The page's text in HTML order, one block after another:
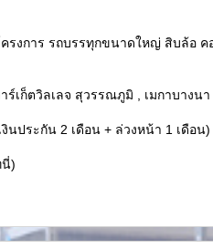
งการ รถบรรทุกขนาดใหญ่ สิบล้อ ค
เก็ตวิลเลจ สุวรรณภูมิ , เมกาบางน
นประกัน 2 เดือน + ล่วงหน้า 1 เดือน)
)